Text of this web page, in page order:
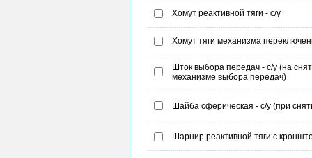
Хомут реактивной тяги - с/у
Хомут тяги механизма
Шток выбора передач - с/у (на
механизме выбора передач)
Шайба сферическая - с/у (при
Шарнир реактивной тяги с